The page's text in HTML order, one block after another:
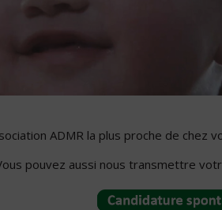
ADMR la plus proche de chez
pouvez aussi nous transmettre